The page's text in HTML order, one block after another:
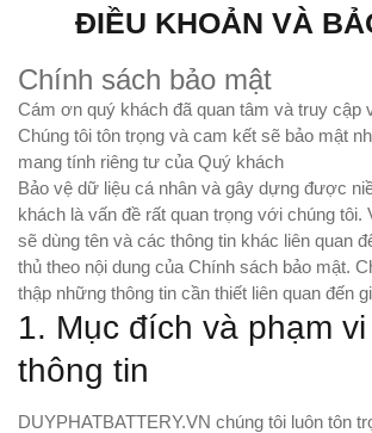
ĐIỀU KHOẢN VÀ
Chính sách bảo mật
Cám ơn quý khách đã quan tâm và truy cập
Chúng tôi tôn trọng và cam kết sẽ bảo mật
mang tính riêng tư của Quý khách
Bảo vệ dữ liệu cá nhân và gây dựng được
khách là vấn đề rất quan trọng với chúng tôi.
sẽ dùng tên và các thông tin khác liên quan
thủ theo nội dung của Chính sách bảo mật.
thập những thông tin cần thiết liên quan đến
1. Mục đích và phạm
thông tin
DUYPHATBATTERY.VN chúng tôi luôn tôn